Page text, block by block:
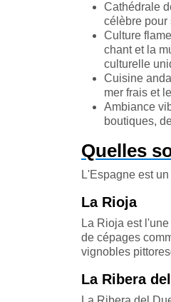
Cathédrale
célèbre pour
Culture
chant et la
culturelle
Cuisine
mer frais et
Ambiance
boutiques,
Quelles
L'Espagne est
La Rioja
La Rioja est
de cépages
vignobles
La Ribera